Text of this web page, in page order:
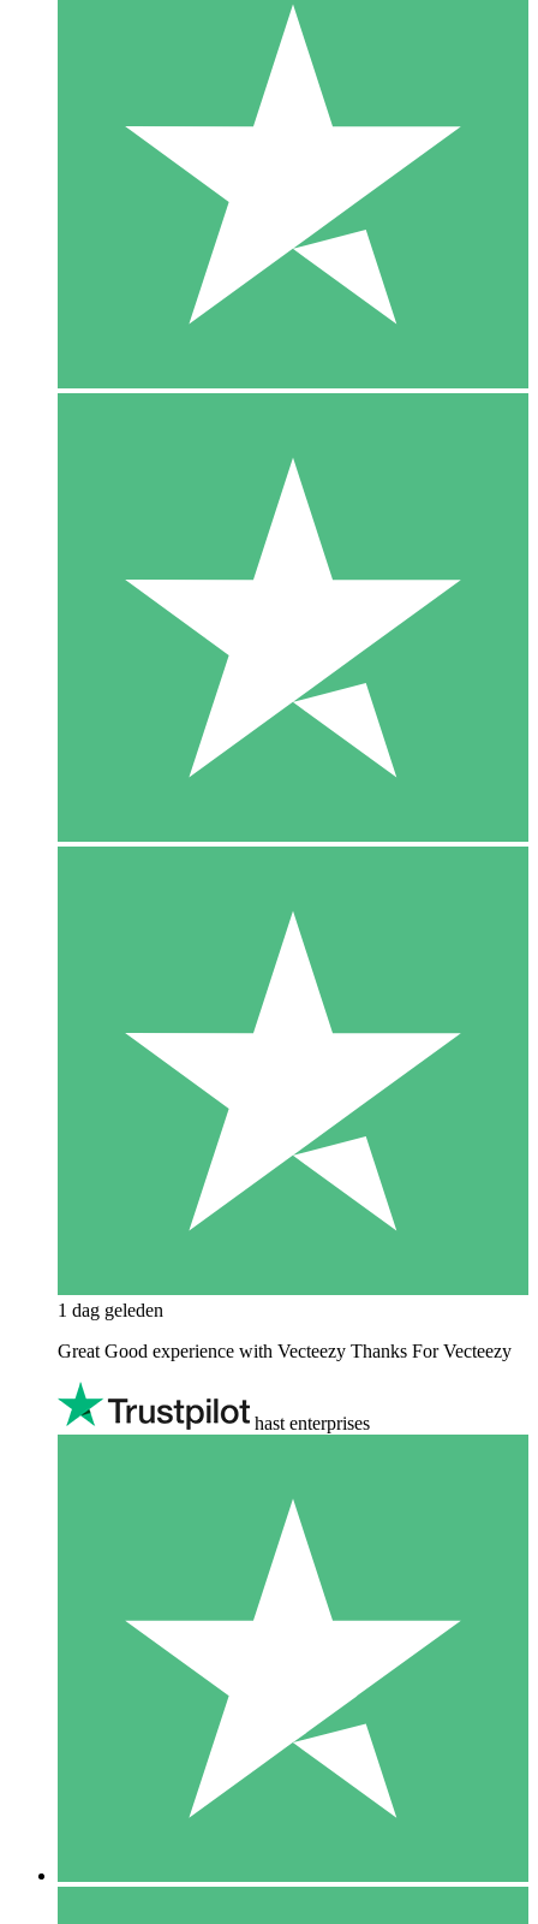
1 dag geleden
Great Good experience with Vecteezy Thanks For Vecteezy
hast enterprises